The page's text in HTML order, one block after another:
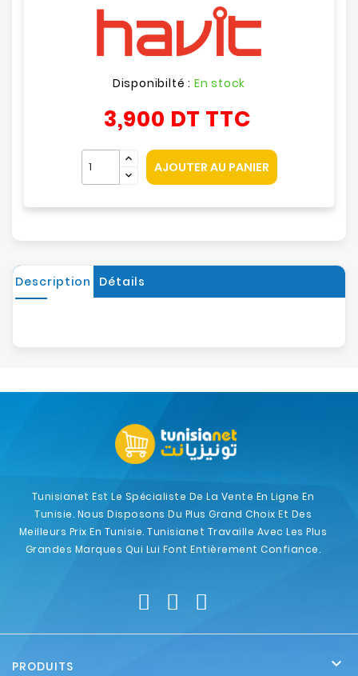
Disponibilté : En stock
3,900 DT TTC
AJOUTER AU PANIER
Description Détails
Tunisianet Est Le Spécialiste De La Vente En Ligne En
Tunisie. Nous Disposons Du Plus Grand Choix Et Des
Meilleurs Prix En Tunisie. Tunisianet Travaille Avec Les Plus
Grandes Marques Qui Lui Font Entièrement Confiance.
PRODUITS 